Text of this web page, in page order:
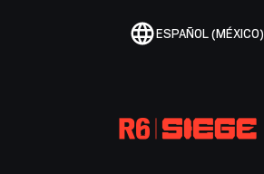
ESPAÑOL (MÉXICO)